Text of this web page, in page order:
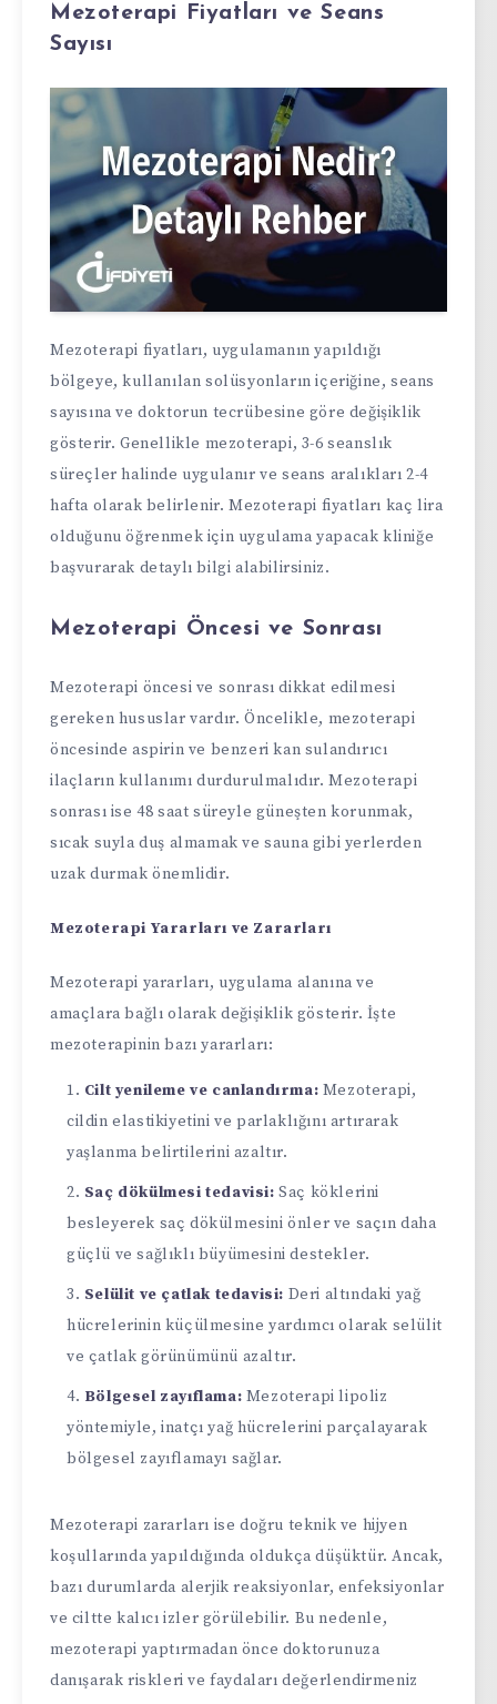
Mezoterapi Fiyatları ve Seans
Sayısı
Mezoterapi fiyatları, uygulamanın yapıldığı
bölgeye, kullanılan solüsyonların içeriğine, seans
sayısına ve doktorun tecrübesine göre değişiklik
gösterir. Genellikle mezoterapi, 3-6 seanslık
süreçler halinde uygulanır ve seans aralıkları 2-4
hafta olarak belirlenir. Mezoterapi fiyatları kaç lira
olduğunu öğrenmek için uygulama yapacak kliniğe
başvurarak detaylı bilgi alabilirsiniz.
Mezoterapi Öncesi ve Sonrası
Mezoterapi öncesi ve sonrası dikkat edilmesi
gereken hususlar vardır. Öncelikle, mezoterapi
öncesinde aspirin ve benzeri kan sulandırıcı
ilaçların kullanımı durdurulmalıdır. Mezoterapi
sonrası ise 48 saat süreyle güneşten korunmak,
sıcak suyla duş almamak ve sauna gibi yerlerden
uzak durmak önemlidir.
Mezoterapi Yararları ve Zararları
Mezoterapi yararları, uygulama alanına ve
amaçlara bağlı olarak değişiklik gösterir. İşte
mezoterapinin bazı yararları:
Cilt yenileme ve canlandırma: Mezoterapi,
cildin elastikiyetini ve parlaklığını artırarak
yaşlanma belirtilerini azaltır.
Saç dökülmesi tedavisi: Saç köklerini
besleyerek saç dökülmesini önler ve saçın daha
güçlü ve sağlıklı büyümesini destekler.
Selülit ve çatlak tedavisi: Deri altındaki yağ
hücrelerinin küçülmesine yardımcı olarak selülit
ve çatlak görünümünü azaltır.
Bölgesel zayıflama: Mezoterapi lipoliz
yöntemiyle, inatçı yağ hücrelerini parçalayarak
bölgesel zayıflamayı sağlar.
Mezoterapi zararları ise doğru teknik ve hijyen
koşullarında yapıldığında oldukça düşüktür. Ancak,
bazı durumlarda alerjik reaksiyonlar, enfeksiyonlar
ve ciltte kalıcı izler görülebilir. Bu nedenle,
mezoterapi yaptırmadan önce doktorunuza
danışarak riskleri ve faydaları değerlendirmeniz